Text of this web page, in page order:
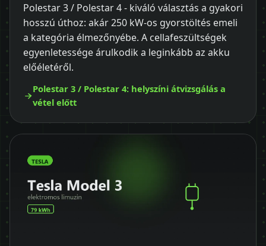
Polestar 3 / Polestar 4 - kiváló választás a gyakori
hosszú úthoz: akár 250 kW-os gyorstöltés emeli
a kategória élmezőnyébe. A cellafeszültségek
egyenletessége árulkodik a leginkább az akku
előéletéről.
Polestar 3 / Polestar 4: helyszíni átvizsgálás a
vétel előtt